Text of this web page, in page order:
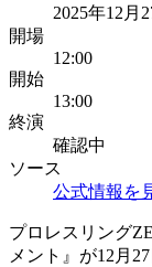
2025年12月
開場
12:00
開始
13:00
終演
確認中
ソース
公式情報を
プロレスリング
メント』が12月